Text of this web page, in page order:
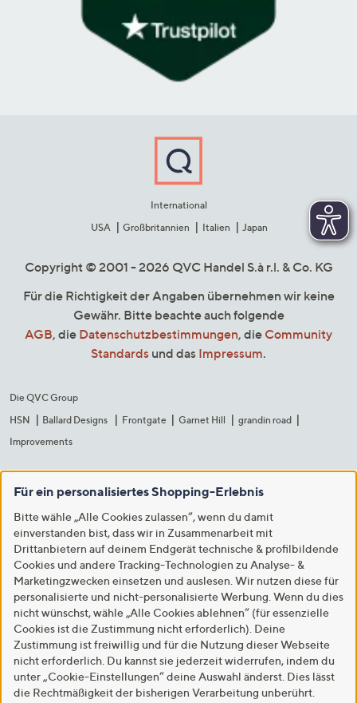
International
USA
Großbritannien Italien Japan
Copyright © 2001 - 2026 QVC Handel S.à r.l. & Co. KG
Für die Richtigkeit der Angaben übernehmen wir keine
Gewähr. Bitte beachte auch folgende
AGB, die Datenschutzbestimmungen, die Community
Standards und das Impressum.
Die QVC Group
HSN
Ballard Designs Frontgate Garnet Hill
grandin road
Improvements
Für ein personalisiertes Shopping-Erlebnis
Bitte wähle „Alle Cookies zulassen“, wenn du damit
einverstanden bist, dass wir in Zusammenarbeit mit
Drittanbietern auf deinem Endgerät technische & profilbildende
Cookies und andere Tracking-Technologien zu Analyse- &
Marketingzwecken einsetzen und auslesen. Wir nutzen diese für
personalisierte und nicht-personalisierte Werbung. Wenn du dies
nicht wünschst, wähle „Alle Cookies ablehnen“ (für essenzielle
Cookies ist die Zustimmung nicht erforderlich). Deine
Zustimmung ist freiwillig und für die Nutzung dieser Webseite
nicht erforderlich. Du kannst sie jederzeit widerrufen, indem du
unter „Cookie-Einstellungen“ deine Auswahl änderst. Dies lässt
die Rechtmäßigkeit der bisherigen Verarbeitung unberührt.